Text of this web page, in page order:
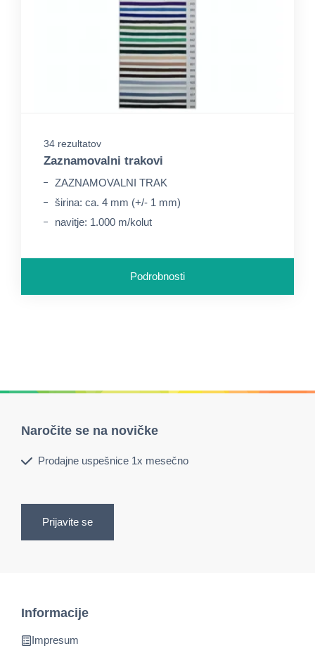
34 rezultatov
Zaznamovalni trakovi
ZAZNAMOVALNI TRAK
širina: ca. 4 mm (+/- 1 mm)
navitje: 1.000 m/kolut
Podrobnosti
Naročite se na novičke
Prodajne uspešnice 1x mesečno
Prijavite se
Informacije
Impresum